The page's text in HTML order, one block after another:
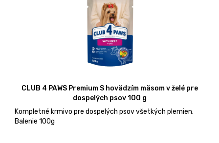
CLUB 4 PAWS Premium S hovädzím mäsom v želé pre
dospelých psov 100 g
Kompletné krmivo pre dospelých psov všetkých plemien.
Balenie 100g